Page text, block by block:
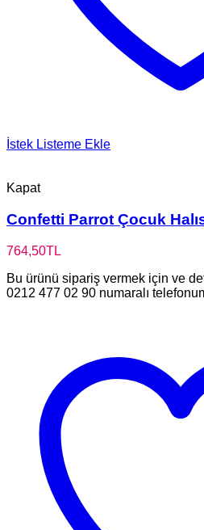
İstek Listeme Ekle
Kapat
Confetti Parrot Çocuk
764,50TL
Bu ürünü sipariş vermek için ve
0212 477 02 90 numaralı